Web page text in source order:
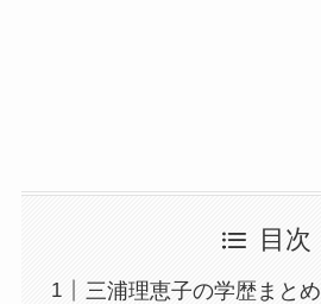
目次
三浦理恵子の学歴まとめ